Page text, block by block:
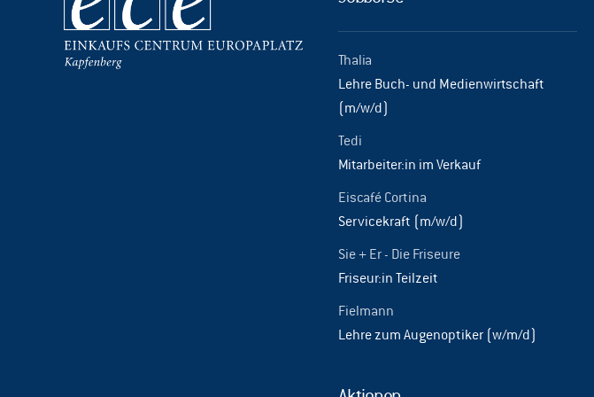
Thalia
Lehre Buch- und Medienwirtschaft
(m/w/d)
Tedi
Mitarbeiter:in im Verkauf
Eiscafé Cortina
Servicekraft (m/w/d)
Sie + Er - Die Friseure
Friseur:in Teilzeit
Fielmann
Lehre zum Augenoptiker (w/m/d)